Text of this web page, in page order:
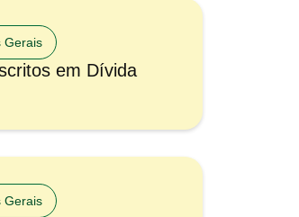
Gerais
em Dívida
Gerais